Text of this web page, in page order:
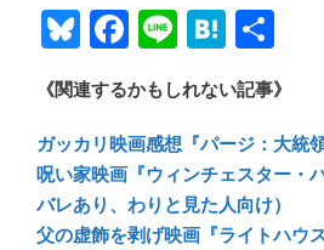
Bl
u
e
sk
y
F
ac
e
b
o
ok
Li
n
e
H
at
e
n
a
有
《関連するかもしれない記事》
ガッカリ映画感想『パージ：大統領
呪い家映画『ウィンチェスター・
バレあり、わりと見た人向け）
父の虚飾を剥げ映画『ライトハウ